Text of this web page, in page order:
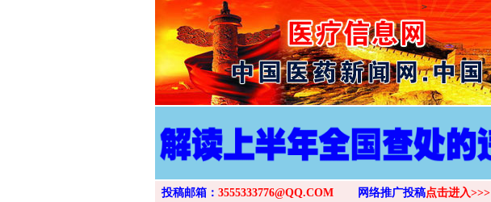
>
投稿邮箱： 3555333776@QQ.COM 网络推广投稿点击进入>>>